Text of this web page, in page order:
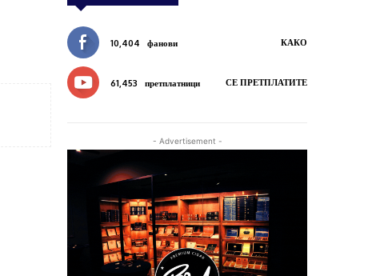
10,404 фанови КАКО
61,453 претплатници СЕ ПРЕТПЛАТИТЕ
- Advertisement -